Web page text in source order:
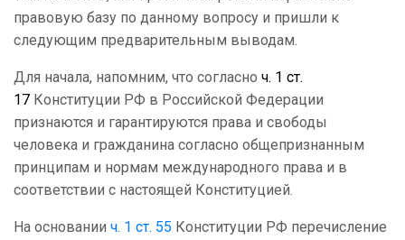
правовую базу по данному вопросу и пришли к
следующим предварительным выводам.
Для начала, напомним, что согласно ч. 1 ст.
17 Конституции РФ в Российской Федерации
признаются и гарантируются права и свободы
человека и гражданина согласно общепризнанным
принципам и нормам международного права и в
соответствии с настоящей Конституцией.
На основании ч. 1 ст. 55 Конституции РФ перечисление